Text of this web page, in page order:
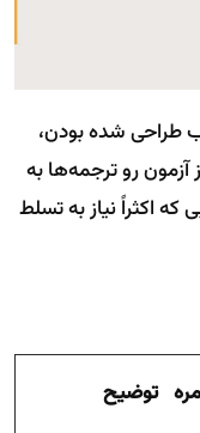
طراحی شده بودن،
آزمون رو ترجمه‌ها به
اکثراً نیاز به تسلط
توضیح